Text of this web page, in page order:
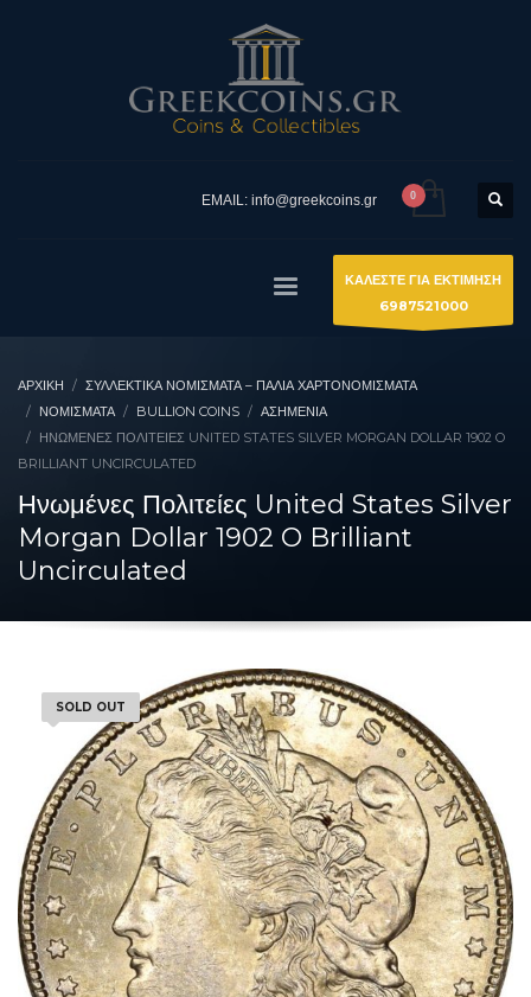
EMAIL: info@greekcoins.gr
ΚΑΛΕΣΤΕ ΓΙΑ ΕΚΤΙΜΗΣΗ
6987521000
ΑΡΧΙΚΉ
ΣΥΛΛΕΚΤΙΚΆ ΝΟΜΊΣΜΑΤΑ – ΠΑΛΙΆ ΧΑΡΤΟΝΟΜΊΣΜΑΤΑ
ΝΟΜΙΣΜΑΤΑ
BULLION COINS
ΑΣΗΜΈΝΙΑ
ΗΝΩΜΈΝΕΣ ΠΟΛΙΤΕΊΕΣ UNITED STATES SILVER MORGAN DOLLAR 1902 O
BRILLIANT UNCIRCULATED
Ηνωμένες Πολιτείες United States Silver
Morgan Dollar 1902 O Brilliant
Uncirculated
SOLD OUT